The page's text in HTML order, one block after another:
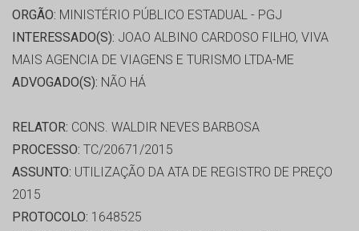
ORGÃO: MINISTÉRIO PÚBLICO ESTADUAL - PGJ
INTERESSADO(S): JOAO ALBINO CARDOSO FILHO, VIVA
MAIS AGENCIA DE VIAGENS E TURISMO LTDA-ME
ADVOGADO(S): NÃO HÁ
RELATOR: CONS. WALDIR NEVES BARBOSA
PROCESSO: TC/20671/2015
ASSUNTO: UTILIZAÇÃO DA ATA DE REGISTRO DE PREÇO
2015
PROTOCOLO: 1648525